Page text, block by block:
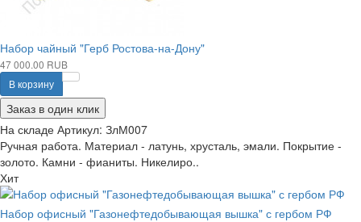
Набор чайный "Герб Ростова-на-Дону"
47 000.00 RUB
В корзину
Заказ в один клик
На складе Артикул: ЗлМ007
Ручная работа. Материал - латунь, хрусталь, эмали. Покрытие -
золото. Камни - фианиты. Никелиро..
Хит
Набор офисный "Газонефтедобывающая вышка" с гербом РФ